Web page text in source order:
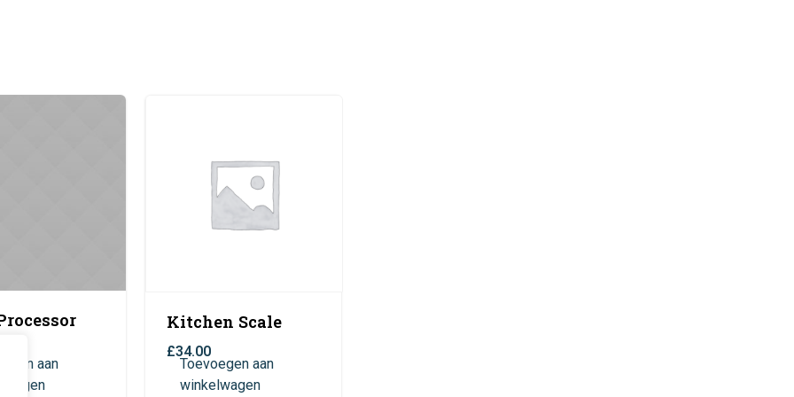
aan
Kitchen Scale
£34.00
Toevoegen aan
winkelwagen